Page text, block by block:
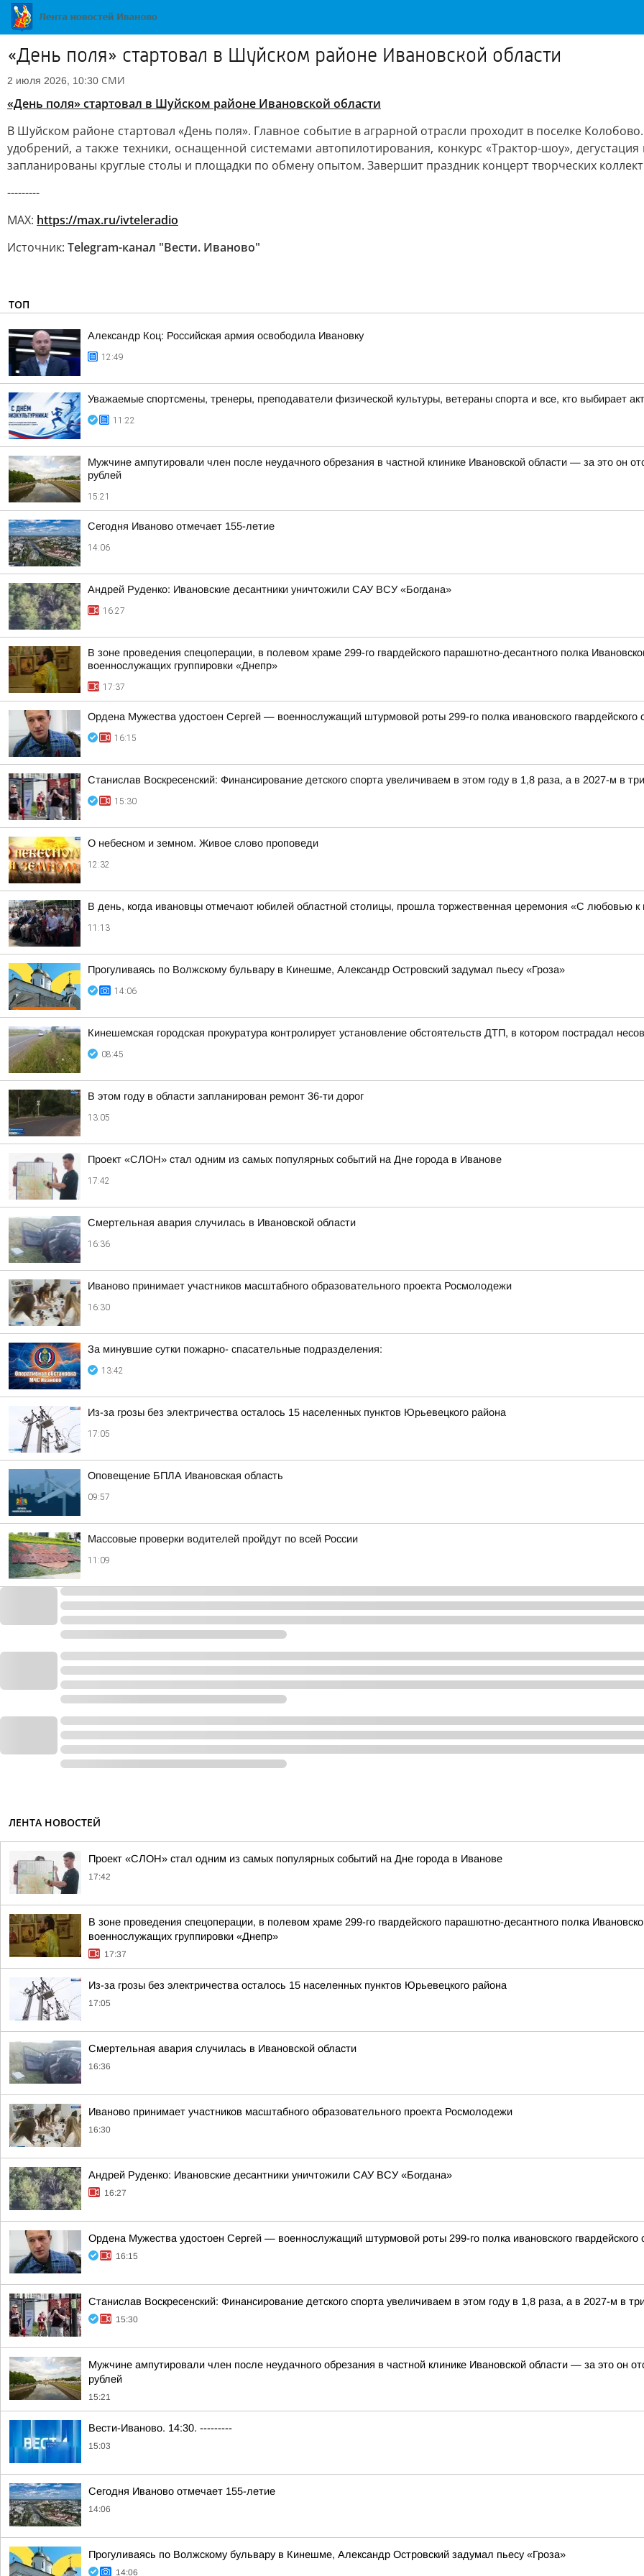
«День поля» стартовал в Шуйском районе Ивановской области
2 июля 2026, 10:30 СМИ
«День поля» стартовал в Шуйском районе Ивановской области
В Шуйском районе стартовал «День поля». Главное событие в аграрной отрасли проходит в поселке
удобрений, а также техники, оснащенной системами автопилотирования, конкурс «Трактор-шоу»,
запланированы круглые столы и площадки по обмену опытом. Завершит праздник концерт творческих
---------
MAX: https://max.ru/ivteleradio
Источник: Telegram-канал "Вести. Иваново"
ТОП
Александр Коц: Российская армия освободила Ивановку
12:49
Уважаемые спортсмены, тренеры, преподаватели физической культуры, ветераны спорта и все, кто выбирает
11:22
Мужчине ампутировали член после неудачного обрезания в частной клинике Ивановской области — за это он
рублей
15:21
Сегодня Иваново отмечает 155-летие
14:06
Андрей Руденко: Ивановские десантники уничтожили САУ ВСУ «Богдана»
16:27
В зоне проведения спецоперации, в полевом храме 299-го гвардейского парашютно-десантного полка
военнослужащих группировки «Днепр»
17:37
Ордена Мужества удостоен Сергей — военнослужащий штурмовой роты 299-го полка ивановского гвардейского
16:15
Станислав Воскресенский: Финансирование детского спорта увеличиваем в этом году в 1,8 раза, а в 2027-м в
15:30
О небесном и земном. Живое слово проповеди
12:32
В день, когда ивановцы отмечают юбилей областной столицы, прошла торжественная церемония «С любовью к
11:13
Прогуливаясь по Волжскому бульвару в Кинешме, Александр Островский задумал пьесу «Гроза»
14:06
Кинешемская городская прокуратура контролирует установление обстоятельств ДТП, в котором пострадал
08:45
В этом году в области запланирован ремонт 36-ти дорог
13:05
Проект «СЛОН» стал одним из самых популярных событий на Дне города в Иванове
17:42
Смертельная авария случилась в Ивановской области
16:36
Иваново принимает участников масштабного образовательного проекта Росмолодежи
16:30
За минувшие сутки пожарно- спасательные подразделения:
13:42
Из-за грозы без электричества осталось 15 населенных пунктов Юрьевецкого района
17:05
Оповещение БПЛА Ивановская область
09:57
Массовые проверки водителей пройдут по всей России
11:09
ЛЕНТА НОВОСТЕЙ
Проект «СЛОН» стал одним из самых популярных событий на Дне города в Иванове
17:42
В зоне проведения спецоперации, в полевом храме 299-го гвардейского парашютно-десантного полка
военнослужащих группировки «Днепр»
17:37
Из-за грозы без электричества осталось 15 населенных пунктов Юрьевецкого района
17:05
Смертельная авария случилась в Ивановской области
16:36
Иваново принимает участников масштабного образовательного проекта Росмолодежи
16:30
Андрей Руденко: Ивановские десантники уничтожили САУ ВСУ «Богдана»
16:27
Ордена Мужества удостоен Сергей — военнослужащий штурмовой роты 299-го полка ивановского
16:15
Станислав Воскресенский: Финансирование детского спорта увеличиваем в этом году в 1,8 раза, а в 2027-м в
15:30
Мужчине ампутировали член после неудачного обрезания в частной клинике Ивановской области — за это он
рублей
15:21
Вести-Иваново. 14:30. ---------
15:03
Сегодня Иваново отмечает 155-летие
14:06
Прогуливаясь по Волжскому бульвару в Кинешме, Александр Островский задумал пьесу «Гроза»
14:06